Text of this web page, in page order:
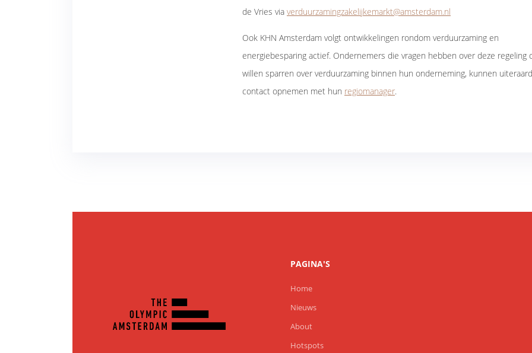
de Vries via verduurzamingzakelijkemarkt@amsterdam.nl
Ook KHN Amsterdam volgt ontwikkelingen rondom verduurzaming en
energiebesparing actief. Ondernemers die vragen hebben over deze regeling
willen sparren over verduurzaming binnen hun onderneming, kunnen
contact opnemen met hun regiomanager.
PAGINA'S
Home
Nieuws
About
Hotspots